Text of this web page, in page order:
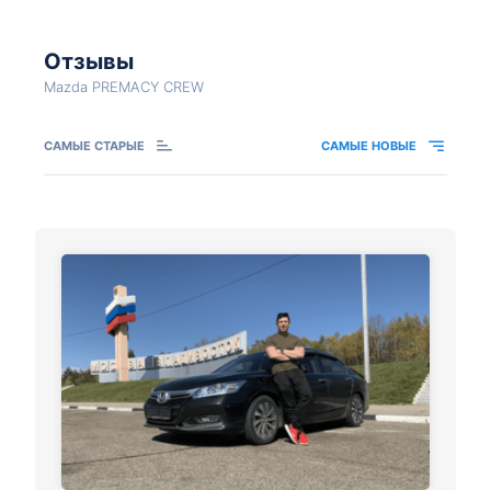
Отзывы
Mazda PREMACY CREW
САМЫЕ СТАРЫЕ САМЫЕ НОВЫЕ